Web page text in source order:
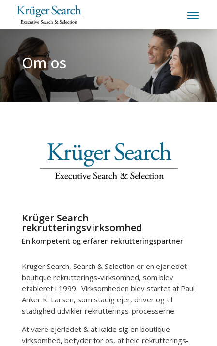
Om os
Krüger Search
rekrutteringsvirksomhed
En kompetent og erfaren rekrutteringspartner
Krüger Search, Search & Selection er en ejerledet
boutique rekrutterings-virksomhed, som blev
etableret i 1999. Virksomheden blev startet af Paul
Anker K. Larsen, som stadig ejer, driver og til
stadighed udvikler rekrutterings-processerne.
At være ejerledet & at kalde sig en boutique
virksomhed, betyder for os, at hele rekrutterings-